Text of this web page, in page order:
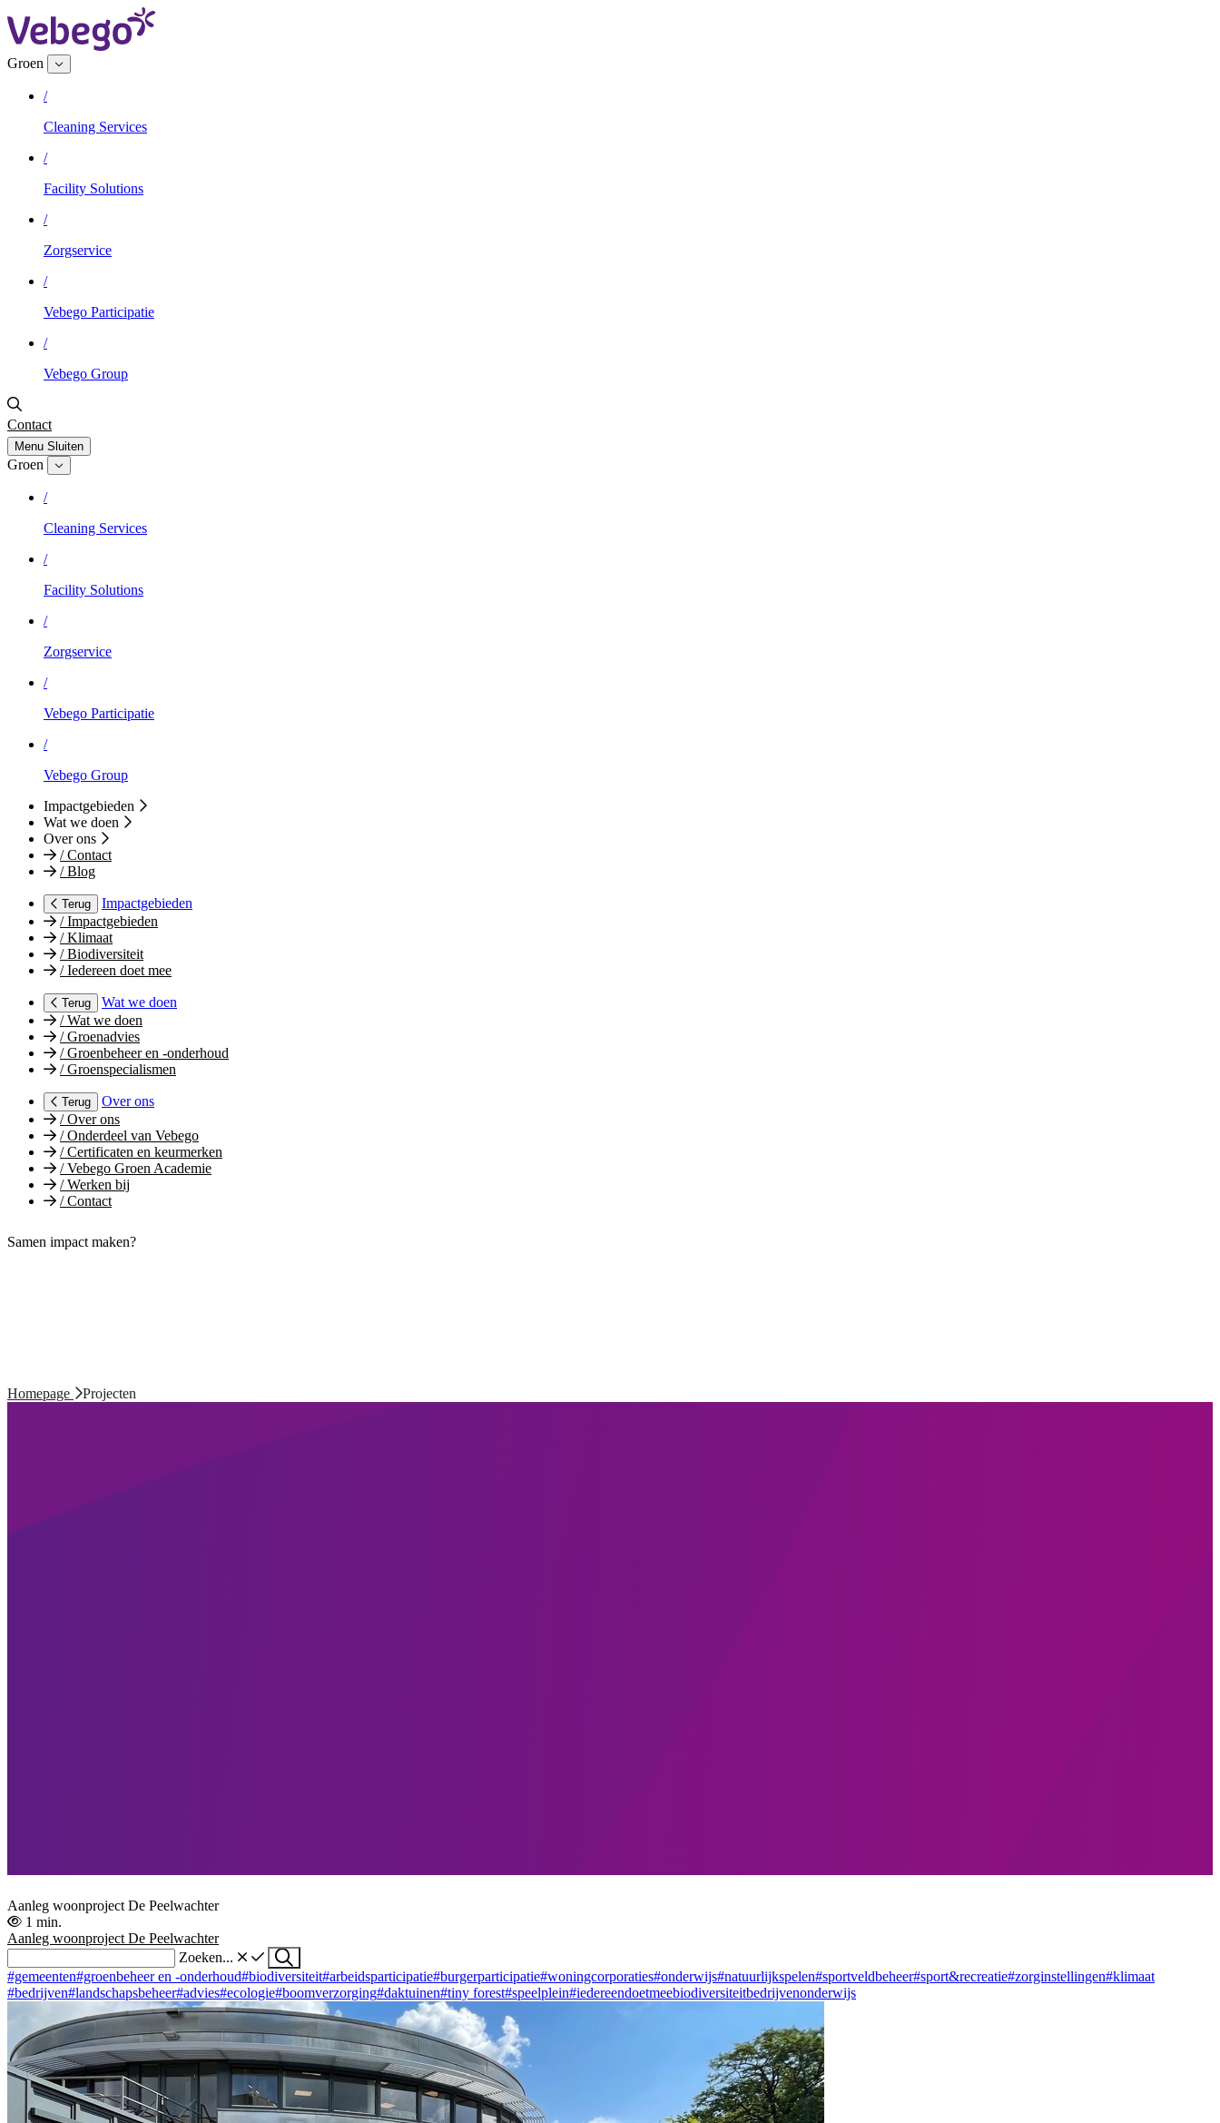
Groen
/
Cleaning Services
/
Facility Solutions
/
Zorgservice
/
Vebego Participatie
/
Vebego Group
Contact
Menu Sluiten
Groen
/
Cleaning Services
/
Facility Solutions
/
Zorgservice
/
Vebego Participatie
/
Vebego Group
Impactgebieden
Wat we doen
Over ons
/Contact
/Blog
Terug
Impactgebieden
/Impactgebieden
/Klimaat
/Biodiversiteit
/Iedereen doet mee
Terug
Wat we doen
/Wat we doen
/Groenadvies
/Groenbeheer en -onderhoud
/Groenspecialismen
Terug
Over ons
/Over ons
/Onderdeel van Vebego
/Certificaten en keurmerken
/Vebego Groen Academie
/Werken bij
/Contact
Samen impact maken?
Homepage Projecten
Aanleg woonproject De Peelwachter
1 min.
Aanleg woonproject De Peelwachter
Zoeken...
#gemeenten#groenbeheer en -onderhoud#biodiversiteit#arbeidsparticipatie#burgerparticipatie#woningcorporaties#onderwijs#natuurlijkspelen#sportveldbeheer#sport&recreatie#zorginstellingen#klimaat
#bedrijven#landschapsbeheer#advies#ecologie#boomverzorging#daktuinen#tiny forest#speelplein#iedereendoetmeebiodiversiteitbedrijvenonderwijs